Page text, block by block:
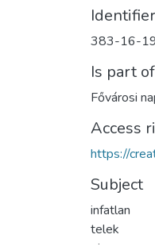
Identifier
383-16-
Is part of
Fővárosi
Access
https://
Subject
infatlan
telek